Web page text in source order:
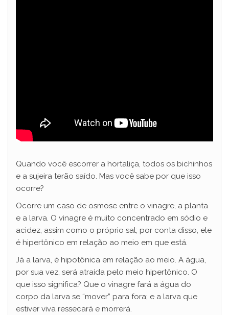
Quando você escorrer a hortaliça, todos os bichinhos
e a sujeira terão saído. Mas você sabe por que isso
ocorre?
Ocorre um caso de osmose entre o vinagre, a planta
e a larva. O vinagre é muito concentrado em sódio e
acidez, assim como o próprio sal; por conta disso, ele
é hipertônico em relação ao meio em que está.
Já a larva, é hipotônica em relação ao meio. A água,
por sua vez, será atraída pelo meio hipertônico. O
que isso significa? Que o vinagre fará a água do
corpo da larva se “mover” para fora; e a larva que
estiver viva ressecará e morrerá.